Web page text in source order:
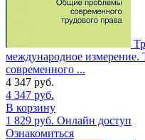
международное
современного ...
4 347 руб.
4 347 руб.
В корзину
1 829 руб. Онлайн доступ
Ознакомиться